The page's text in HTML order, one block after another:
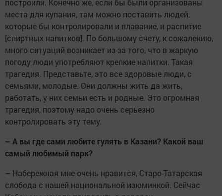
построили. Конечно же, если бы были организованы
места для купания, там можно поставить людей,
которые бы контролировали и плавание, и распитие
[спиртных напитков]. По большому счету, к сожалению,
много ситуаций возникает из-за того, что в жаркую
погоду люди употребляют крепкие напитки. Такая
трагедия. Представьте, это все здоровые люди, с
семьями, молодые. Они должны жить да жить,
работать, у них семьи есть и родные. Это огромная
трагедия, поэтому надо очень серьезно
контролировать эту тему.
– А вы где сами любите гулять в Казани? Какой ваш
самый любимый парк?
– Набережная мне очень нравится, Старо-Татарская
слобода с нашей национальной изюминкой. Сейчас